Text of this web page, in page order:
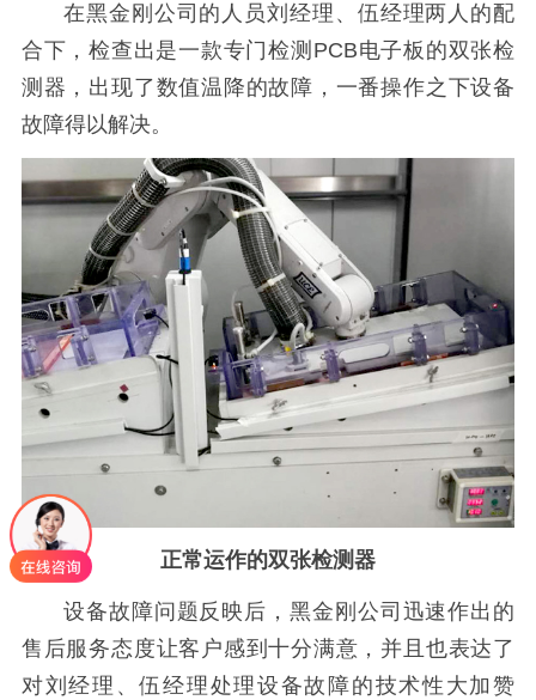
在黑金刚公司的人员刘经理、伍经理两人的配
合下，检查出是一款专门检测PCB电子板的双张检
测器，出现了数值温降的故障，一番操作之下设备
故障得以解决。
正常运作的双张检测器
设备故障问题反映后，黑金刚公司迅速作出的
售后服务态度让客户感到十分满意，并且也表达了
对刘经理、伍经理处理设备故障的技术性大加赞